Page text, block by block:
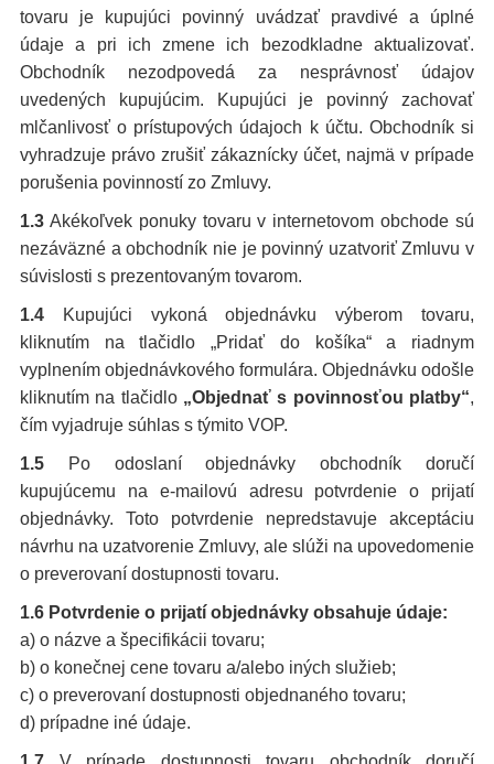
tovaru je kupujúci povinný uvádzať pravdivé a úplné
údaje a pri ich zmene ich bezodkladne aktualizovať.
Obchodník nezodpovedá za nesprávnosť údajov
uvedených kupujúcim. Kupujúci je povinný zachovať
mlčanlivosť o prístupových údajoch k účtu. Obchodník si
vyhradzuje právo zrušiť zákaznícky účet, najmä v prípade
porušenia povinností zo Zmluvy.
1.3 Akékoľvek ponuky tovaru v internetovom obchode sú
nezáväzné a obchodník nie je povinný uzatvoriť Zmluvu v
súvislosti s prezentovaným tovarom.
1.4 Kupujúci vykoná objednávku výberom tovaru,
kliknutím na tlačidlo „Pridať do košíka“ a riadnym
vyplnením objednávkového formulára. Objednávku odošle
kliknutím na tlačidlo „Objednať s povinnosťou platby“,
čím vyjadruje súhlas s týmito VOP.
1.5 Po odoslaní objednávky obchodník doručí
kupujúcemu na e-mailovú adresu potvrdenie o prijatí
objednávky. Toto potvrdenie nepredstavuje akceptáciu
návrhu na uzatvorenie Zmluvy, ale slúži na upovedomenie
o preverovaní dostupnosti tovaru.
1.6 Potvrdenie o prijatí objednávky obsahuje údaje:
a) o názve a špecifikácii tovaru;
b) o konečnej cene tovaru a/alebo iných služieb;
c) o preverovaní dostupnosti objednaného tovaru;
d) prípadne iné údaje.